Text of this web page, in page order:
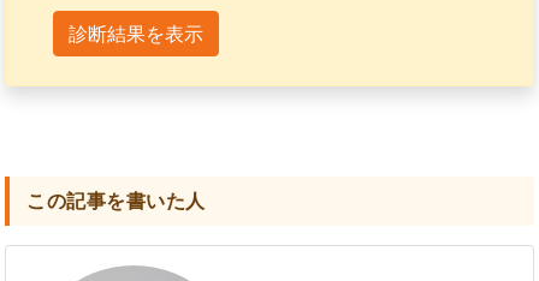
診断結果を表示
この記事を書いた人